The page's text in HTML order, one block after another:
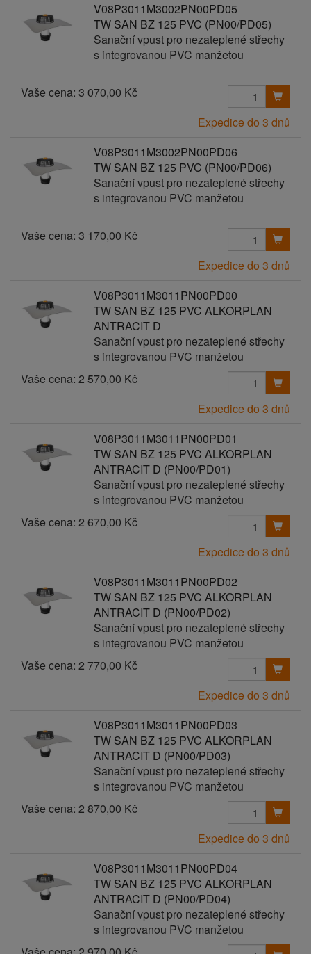
V08P3011M3002PN00PD05
TW SAN BZ 125 PVC (PN00/PD05)
Sanační vpust pro nezateplené střechy
s integrovanou PVC manžetou
Vaše cena: 3 070,00 Kč
Expedice do 3 dnů
V08P3011M3002PN00PD06
TW SAN BZ 125 PVC (PN00/PD06)
Sanační vpust pro nezateplené střechy
s integrovanou PVC manžetou
Vaše cena: 3 170,00 Kč
Expedice do 3 dnů
V08P3011M3011PN00PD00
TW SAN BZ 125 PVC ALKORPLAN
ANTRACIT D
Sanační vpust pro nezateplené střechy
s integrovanou PVC manžetou
Vaše cena: 2 570,00 Kč
Expedice do 3 dnů
V08P3011M3011PN00PD01
TW SAN BZ 125 PVC ALKORPLAN
ANTRACIT D (PN00/PD01)
Sanační vpust pro nezateplené střechy
s integrovanou PVC manžetou
Vaše cena: 2 670,00 Kč
Expedice do 3 dnů
V08P3011M3011PN00PD02
TW SAN BZ 125 PVC ALKORPLAN
ANTRACIT D (PN00/PD02)
Sanační vpust pro nezateplené střechy
s integrovanou PVC manžetou
Vaše cena: 2 770,00 Kč
Expedice do 3 dnů
V08P3011M3011PN00PD03
TW SAN BZ 125 PVC ALKORPLAN
ANTRACIT D (PN00/PD03)
Sanační vpust pro nezateplené střechy
s integrovanou PVC manžetou
Vaše cena: 2 870,00 Kč
Expedice do 3 dnů
V08P3011M3011PN00PD04
TW SAN BZ 125 PVC ALKORPLAN
ANTRACIT D (PN00/PD04)
Sanační vpust pro nezateplené střechy
s integrovanou PVC manžetou